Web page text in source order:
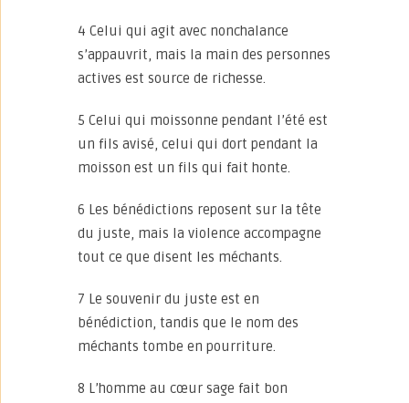
4 Celui qui agit avec nonchalance
s’appauvrit, mais la main des personnes
actives est source de richesse.
5 Celui qui moissonne pendant l’été est
un fils avisé, celui qui dort pendant la
moisson est un fils qui fait honte.
6 Les bénédictions reposent sur la tête
du juste, mais la violence accompagne
tout ce que disent les méchants.
7 Le souvenir du juste est en
bénédiction, tandis que le nom des
méchants tombe en pourriture.
8 L’homme au cœur sage fait bon